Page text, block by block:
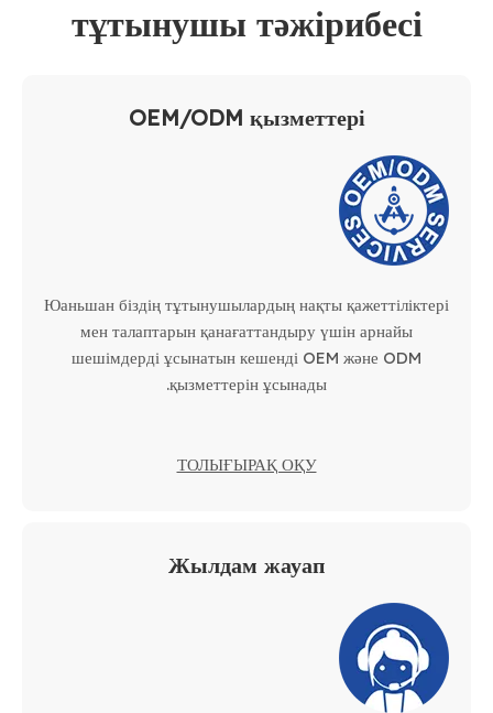
тұтынушы тәжірибесі
OEM/ODM қызметтері
Юаньшан біздің тұтынушылардың нақты қажеттіліктері
мен талаптарын қанағаттандыру үшін арнайы
шешімдерді ұсынатын кешенді OEM және ODM
қызметтерін ұсынады.
ТОЛЫҒЫРАҚ ОҚУ
Жылдам жауап